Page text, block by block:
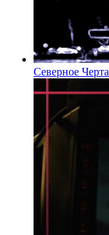
Северное